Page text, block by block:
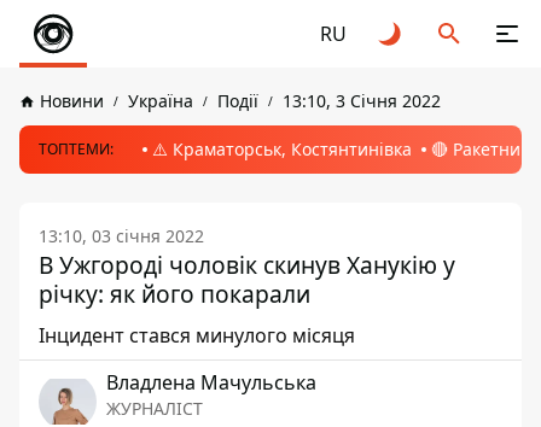
RU
Новини Україна Події 13:10, 3 Січня 2022
ТОПТЕМИ: ⚠️ Краматорськ, Костянтинівка 🔴 Ракетний
13:10, 03 січня 2022
В Ужгороді чоловік скинув Ханукію у
річку: як його покарали
Інцидент стався минулого місяця
Владлена Мачульська
ЖУРНАЛІСТ